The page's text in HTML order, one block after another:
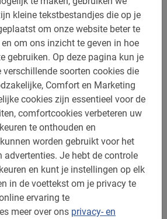
kleine tekstbestandjes die op je
om onze website beter te
om ons inzicht te geven in hoe
gebruiken. Op deze pagina kun je
verschillende soorten cookies die
Comfort en Marketing
cookies zijn essentieel voor de
comfortcookies verbeteren uw
te onthouden en
worden gebruikt voor het
advertenties. Je hebt de controle
en kunt je instellingen op elk
in de voettekst om je privacy te
ervaring te
meer over ons privacy- en
snel, makkelijk en veilig
Wil je zekerheid hebben van
dan direct via ons boekingsmenu
de benodigde gegevens in en plaats
om te weten: kinderen onder de 16
fietstocht door Madrid nog van
in de prijs.
pas écht met de Madrid Fietstour
bezienswaardigheden!